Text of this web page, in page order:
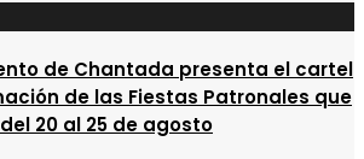
de Chantada presenta el cartel
de las Fiestas Patronales que
20 al 25 de agosto